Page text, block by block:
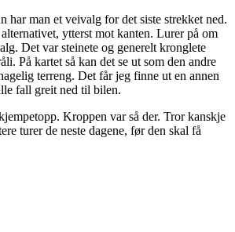
har man et veivalg for det siste strekket ned.
ytterst mot kanten. Lurer på om
Det var steinete og generelt kronglete
På kartet så kan det se ut som den andre
terreng. Det får jeg finne ut en annen
fall greit ned til bilen.
Kroppen var så der. Tror kanskje
turer de neste dagene, før den skal få